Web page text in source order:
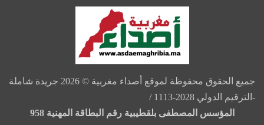
جميع الحقوق محفوظة لموقع أصداء مغربية © 2026 جريدة شاملة
-الترقيم الدولي 2028-1113 /
المؤسس المصطفى بلقطيبية رقم البطاقة المهنية 958